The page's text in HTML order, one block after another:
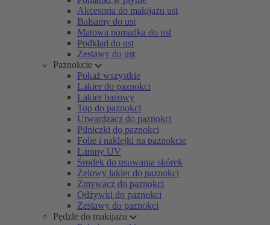
Akcesoria do makijażu ust
Balsamy do ust
Matowa pomadka do ust
Podkład do ust
Zestawy do ust
Paznokcie
Pokaż wszystkie
Lakier do paznokci
Lakier bazowy
Top do paznokci
Utwardzacz do paznokci
Pilniczki do paznokci
Folie i naklejki na paznokcie
Lampy UV
Środek do usuwania skórek
Żelowy lakier do paznokci
Zmywacz do paznokci
Odżywki do paznokci
Zestawy do paznokci
Pędzle do makijażu